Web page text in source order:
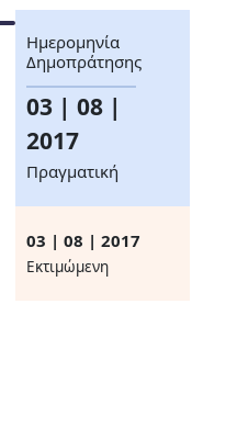
Ημερομηνία
Δημοπράτησης
03 | 08 |
2017
Πραγματική
03 | 08 | 2017
Eκτιμώμενη